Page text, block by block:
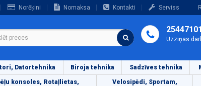
Norēķini Nomaksa Kontakti Serviss
25447101
Uzziņas
Datortehnika Biroja tehnika Sadzīves tehnika
konsoles, Rotaļlietas,
Velosipēdi, Sportam,